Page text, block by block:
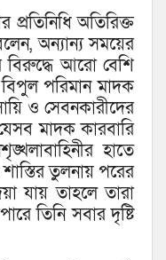
প্রতিনিধি অতিরিক্ত
অন্যান্য সময়ের
বিরুদ্ধে আরো বেশি
পরিমান মাদক
ও সেবনকারীদের
মাদক কারবারি
হাতে
তুলনায় পরের
যায় তাহলে তারা
তিনি সবার দৃষ্টি